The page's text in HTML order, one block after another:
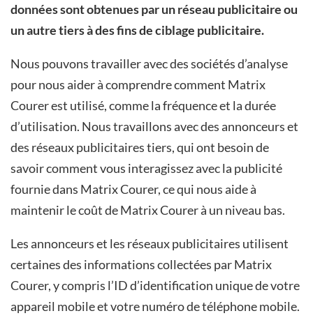
données sont obtenues par un réseau publicitaire ou
un autre tiers à des fins de ciblage publicitaire.
Nous pouvons travailler avec des sociétés d’analyse
pour nous aider à comprendre comment Matrix
Courer est utilisé, comme la fréquence et la durée
d’utilisation. Nous travaillons avec des annonceurs et
des réseaux publicitaires tiers, qui ont besoin de
savoir comment vous interagissez avec la publicité
fournie dans Matrix Courer, ce qui nous aide à
maintenir le coût de Matrix Courer à un niveau bas.
Les annonceurs et les réseaux publicitaires utilisent
certaines des informations collectées par Matrix
Courer, y compris l’ID d’identification unique de votre
appareil mobile et votre numéro de téléphone mobile.